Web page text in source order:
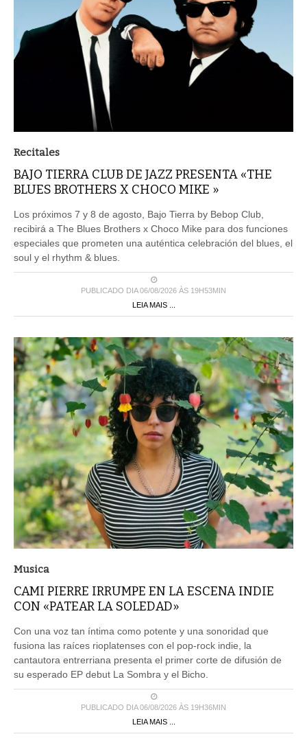
Recitales
BAJO TIERRA CLUB DE JAZZ PRESENTA «THE
BLUES BROTHERS X CHOCO MIKE »
Los próximos 7 y 8 de agosto, Bajo Tierra by Bebop Club,
recibirá a The Blues Brothers x Choco Mike para dos funciones
especiales que prometen una auténtica celebración del blues, el
soul y el rhythm & blues.
PUBLICADO DIA 06/08/2026 ÀS 19H53MIN
LEIA MAIS ...
Musica
CAMI PIERRE IRRUMPE EN LA ESCENA INDIE
CON «PATEAR LA SOLEDAD»
Con una voz tan íntima como potente y una sonoridad que
fusiona las raíces rioplatenses con el pop-rock indie, la
cantautora entrerriana presenta el primer corte de difusión de
su esperado EP debut La Sombra y el Bicho.
PUBLICADO DIA 06/08/2026 ÀS 19H36MIN
LEIA MAIS ...